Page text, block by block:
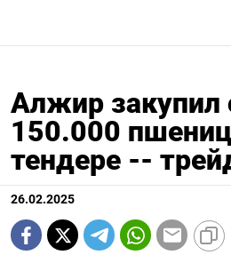
Алжир закупил
150.000
тендере --
26.02.2025